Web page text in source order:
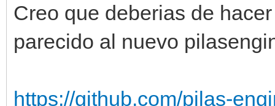
Creo que deberias de
parecido al nuevo
https://github.com/pilas-